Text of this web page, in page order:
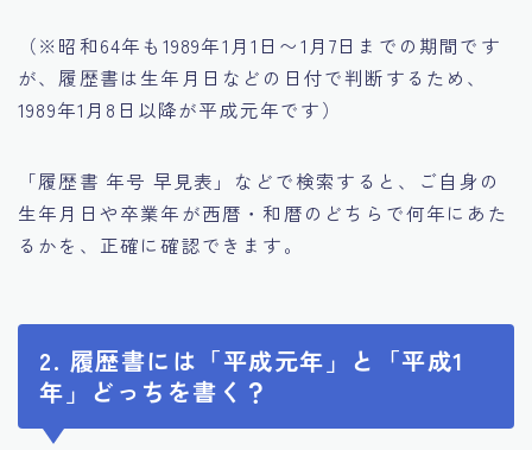
（※昭和64年も1989年1月1日〜1月7日までの期間です
が、履歴書は生年月日などの日付で判断するため、
1989年1月8日以降が平成元年です）
「履歴書 年号 早見表」などで検索すると、ご自身の
生年月日や卒業年が西暦・和暦のどちらで何年にあた
るかを、正確に確認できます。
2. 履歴書には「平成元年」と「平成1
年」どっちを書く？